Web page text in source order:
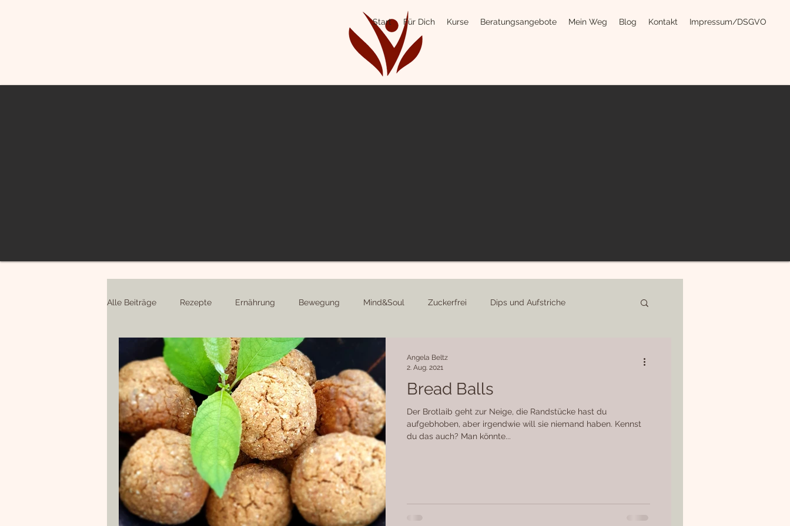
Start Für Dich Kurse Beratungsangebote Mein Weg Blog Kontakt Impressum/DSGVO
Alle Beiträge Rezepte Ernährung Bewegung Mind&Soul Zuckerfrei Dips und Aufstriche
Soßen und Dressings Hauptgerichte Knabbereien
süße Snacks Newsletter Weihnachten Me, Myself and I Community-Rezepte
Bread Balls
Der Brotlaib geht zur Neige, die Randstücke hast du
aufgebhoben, aber irgendwie will sie niemand haben. Kennst
du das auch? Man könnte...
Angela Beltz
2. Aug. 2021